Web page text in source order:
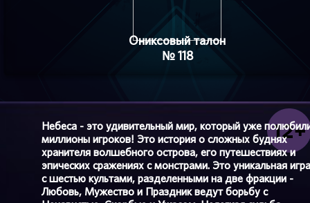
Ониксовый талон
№ 118
Небеса - это удивительный мир, который уже
миллионы игроков! Это история о сложных буднях
хранителя волшебного острова, его путешествиях и
эпических сражениях с монстрами. Это уникальная игра
с шестью культами, разделенными на две фракции -
Любовь, Мужество и Праздник ведут борьбу с